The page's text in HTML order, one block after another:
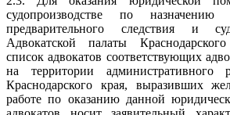
судопроизводстве по назначению
предварительного следствия и
Адвокатской палаты
список адвокатов соответствующих
на территории административного
Краснодарского края, выразивших
работе по оказанию данной